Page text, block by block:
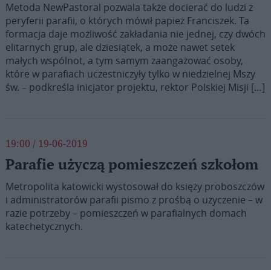
Metoda NewPastoral pozwala także docierać do ludzi z
peryferii parafii, o których mówił papież Franciszek. Ta
formacja daje możliwość zakładania nie jednej, czy dwóch
elitarnych grup, ale dziesiątek, a może nawet setek
małych wspólnot, a tym samym zaangażować osoby,
które w parafiach uczestniczyły tylko w niedzielnej Mszy
św. – podkreśla inicjator projektu, rektor Polskiej Misji […]
19:00 / 19-06-2019
Parafie użyczą pomieszczeń szkołom
Metropolita katowicki wystosował do księży proboszczów
i administratorów parafii pismo z prośbą o użyczenie – w
razie potrzeby – pomieszczeń w parafialnych domach
katechetycznych.